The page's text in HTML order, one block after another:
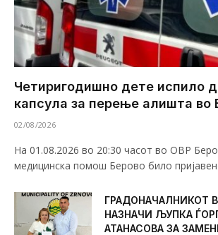
Четиригодишно дете испило
капсула за перење алишта во
02/08/2026
На 01.08.2026 во 20:30 часот во ОВР
медицинска помош Берово било
ГРАДОНАЧАЛНИКОТ
НАЗНАЧИ ЉУПКА
АТАНАСОВА ЗА